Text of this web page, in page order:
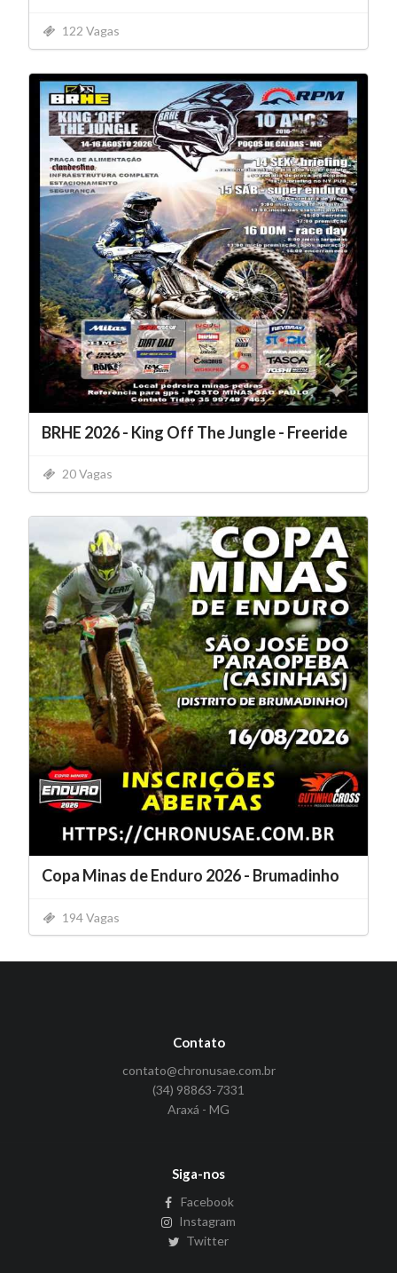
122 Vagas
BRHE 2026 - King Off The Jungle - Freeride
20 Vagas
Copa Minas de Enduro 2026 - Brumadinho
194 Vagas
Contato
contato@chronusae.com.br
(34) 98863-7331
Araxá - MG
Siga-nos
Facebook
Instagram
Twitter